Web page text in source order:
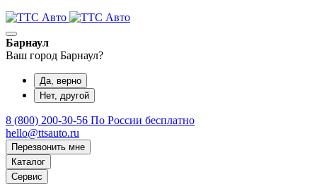
Барнаул
Ваш город Барнаул?
Да, верно
Нет, другой
8 (800) 200-30-56 По России бесплатно
hello@ttsauto.ru
Перезвонить мне
Каталог
Сервис